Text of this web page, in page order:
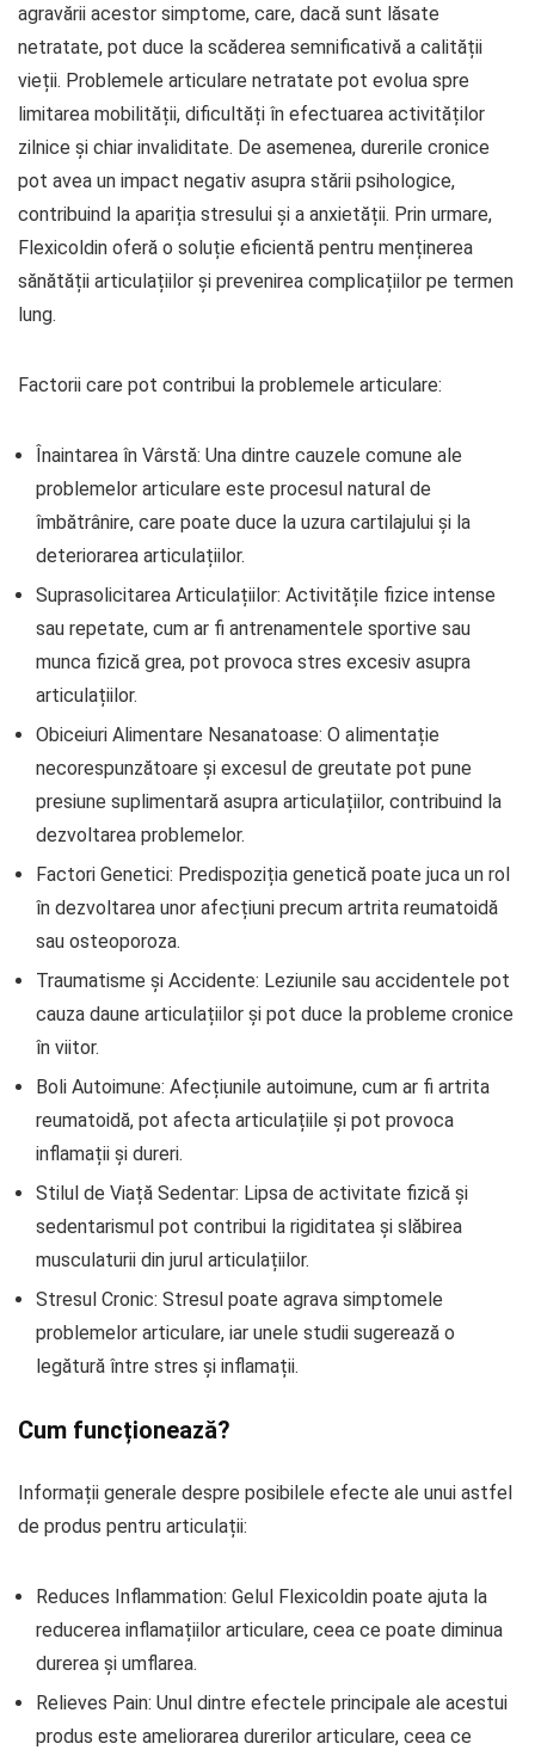
agravării acestor simptome, care, dacă sunt lăsate
netratate, pot duce la scăderea semnificativă a calității
vieții. Problemele articulare netratate pot evolua spre
limitarea mobilității, dificultăți în efectuarea activităților
zilnice și chiar invaliditate. De asemenea, durerile cronice
pot avea un impact negativ asupra stării psihologice,
contribuind la apariția stresului și a anxietății. Prin urmare,
Flexicoldin oferă o soluție eficientă pentru menținerea
sănătății articulațiilor și prevenirea complicațiilor pe termen
lung.
Factorii care pot contribui la problemele articulare:
Înaintarea în Vârstă: Una dintre cauzele comune ale
problemelor articulare este procesul natural de
îmbătrânire, care poate duce la uzura cartilajului și la
deteriorarea articulațiilor.
Suprasolicitarea Articulațiilor: Activitățile fizice intense
sau repetate, cum ar fi antrenamentele sportive sau
munca fizică grea, pot provoca stres excesiv asupra
articulațiilor.
Obiceiuri Alimentare Nesanatoase: O alimentație
necorespunzătoare și excesul de greutate pot pune
presiune suplimentară asupra articulațiilor, contribuind la
dezvoltarea problemelor.
Factori Genetici: Predispoziția genetică poate juca un rol
în dezvoltarea unor afecțiuni precum artrita reumatoidă
sau osteoporoza.
Traumatisme și Accidente: Leziunile sau accidentele pot
cauza daune articulațiilor și pot duce la probleme cronice
în viitor.
Boli Autoimune: Afecțiunile autoimune, cum ar fi artrita
reumatoidă, pot afecta articulațiile și pot provoca
inflamații și dureri.
Stilul de Viață Sedentar: Lipsa de activitate fizică și
sedentarismul pot contribui la rigiditatea și slăbirea
musculaturii din jurul articulațiilor.
Stresul Cronic: Stresul poate agrava simptomele
problemelor articulare, iar unele studii sugerează o
legătură între stres și inflamații.
Cum funcționează?
Informații generale despre posibilele efecte ale unui astfel
de produs pentru articulații:
Reduces Inflammation: Gelul Flexicoldin poate ajuta la
reducerea inflamațiilor articulare, ceea ce poate diminua
durerea și umflarea.
Relieves Pain: Unul dintre efectele principale ale acestui
produs este ameliorarea durerilor articulare, ceea ce